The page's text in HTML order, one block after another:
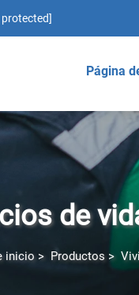
protected]
Página
de
inicio > Productos >